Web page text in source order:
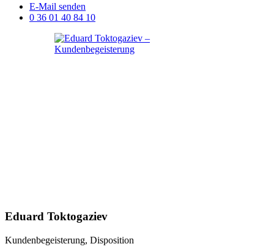
E-Mail senden
0 36 01 40 84 10
Eduard Toktogaziev
Kundenbegeisterung, Disposition